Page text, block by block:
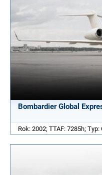
Bombardier Global
Rok: 2002; TTAF: 7285h;